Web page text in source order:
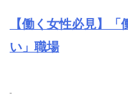
【働く女性必見】
い」職場